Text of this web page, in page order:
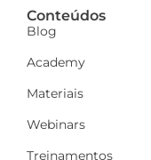
Conteúdos
Blog
Academy
Materiais
Webinars
Treinamentos